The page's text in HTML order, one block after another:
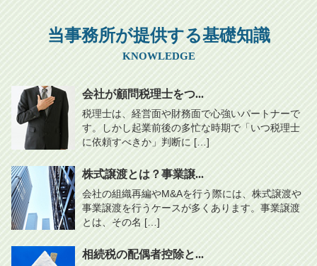
当事務所が提供する基礎知識
KNOWLEDGE
会社が顧問税理士をつ...
税理士は、経営面や財務面で心強いパートナーで
す。しかし起業前後の多忙な時期で「いつ税理士
に依頼すべきか」判断に […]
株式譲渡とは？事業譲...
会社の組織再編やM&Aを行う際には、株式譲渡や
事業譲渡を行うケースが多くあります。事業譲渡
とは、その名 […]
相続税の配偶者控除と...